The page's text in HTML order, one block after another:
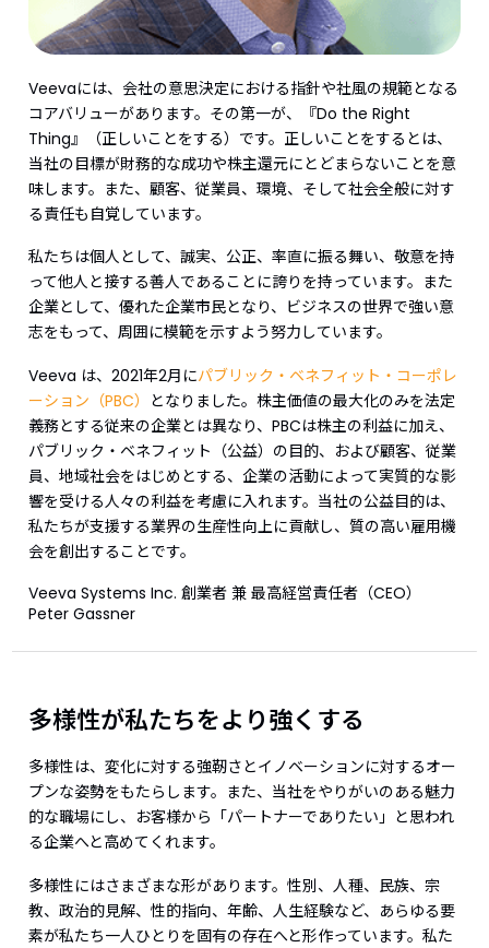
Veevaには、会社の意思決定における指針や社風の規範となる
コアバリューがあります。その第一が、『Do the Right
Thing』（正しいことをする）です。正しいことをするとは、
当社の目標が財務的な成功や株主還元にとどまらないことを意
味します。また、顧客、従業員、環境、そして社会全般に対す
る責任も自覚しています。
私たちは個人として、誠実、公正、率直に振る舞い、敬意を持
って他人と接する善人であることに誇りを持っています。また
企業として、優れた企業市民となり、ビジネスの世界で強い意
志をもって、周囲に模範を示すよう努力しています。
Veeva は、2021年2月にパブリック・ベネフィット・コーポレ
ーション（PBC） となりました。株主価値の最大化のみを法定
義務とする従来の企業とは異なり、PBCは株主の利益に加え、
パブリック・ベネフィット（公益）の目的、および顧客、従業
員、地域社会をはじめとする、企業の活動によって実質的な影
響を受ける人々の利益を考慮に入れます。当社の公益目的は、
私たちが支援する業界の生産性向上に貢献し、質の高い雇用機
会を創出することです。
Veeva Systems Inc. 創業者 兼 最高経営責任者（CEO）
Peter Gassner
多様性が私たちをより強くする
多様性は、変化に対する強靭さとイノベーションに対するオー
プンな姿勢をもたらします。また、当社をやりがいのある魅力
的な職場にし、お客様から「パートナーでありたい」と思われ
る企業へと高めてくれます。
多様性にはさまざまな形があります。性別、人種、民族、宗
教、政治的見解、性的指向、年齢、人生経験など、あらゆる要
素が私たち一人ひとりを固有の存在へと形作っています。私た